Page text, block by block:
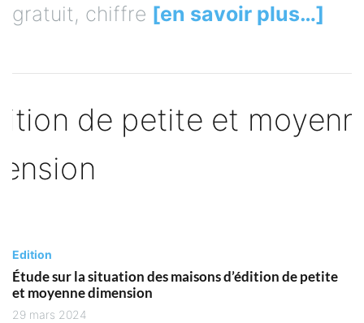
gratuit, chiffre [en savoir plus…]
Edition
Étude sur la situation des maisons d’édition de petite
et moyenne dimension
29 mars 2024